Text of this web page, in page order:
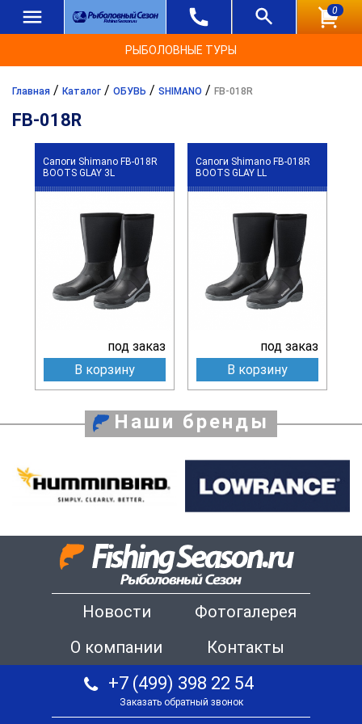
0
РЫБОЛОВНЫЕ ТУРЫ
Главная / Каталог / ОБУВЬ / SHIMANO / FB-018R
FB-018R
Сапоги Shimano FB-018R
BOOTS GLAY 3L
под заказ
В корзину
Сапоги Shimano FB-018R
BOOTS GLAY LL
под заказ
В корзину
Наши бренды
Новости
Фотогалерея
О компании
Контакты
+7 (499) 398 22 54
Заказать обратный звонок